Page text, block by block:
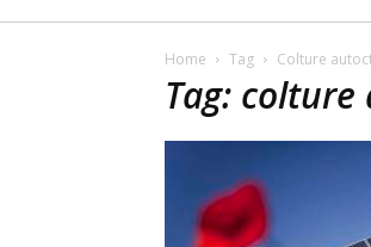
Home Tag Colture
Tag: